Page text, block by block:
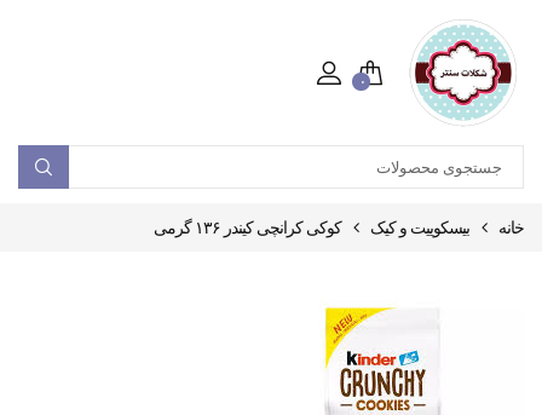
۰
خانه بیسکوییت و کیک کوکی کرانچی کیندر ۱۳۶ گرمی